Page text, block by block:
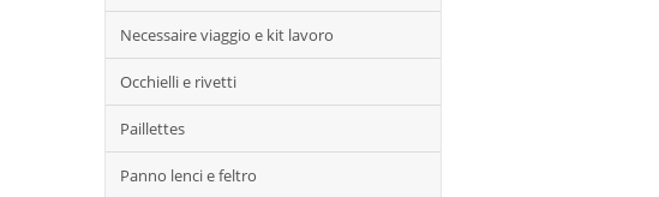
Necessaire viaggio e kit lavoro
Occhielli e rivetti
Paillettes
Panno lenci e feltro